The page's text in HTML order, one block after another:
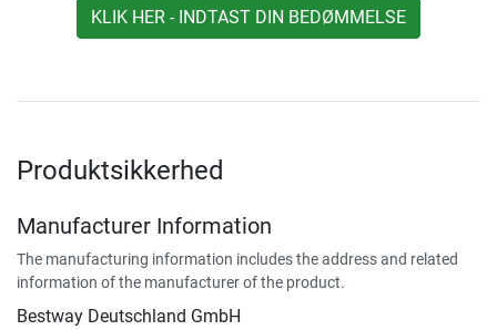
KLIK HER - INDTAST DIN BEDØMMELSE
Produktsikkerhed
Manufacturer Information
The manufacturing information includes the address and related
information of the manufacturer of the product.
Bestway Deutschland GmbH